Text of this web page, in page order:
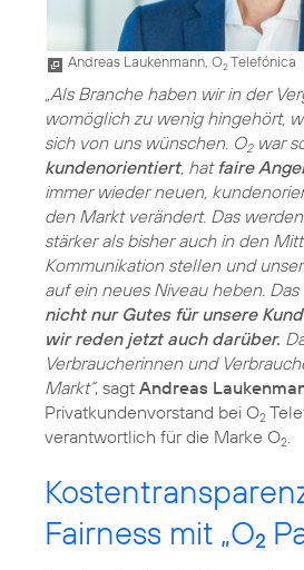
Andreas Laukenmann, O2Telefónica
„Als Branche haben wir in der
womöglich zu wenig hingehört,
sich von uns wünschen. O2war
kundenorientiert, hatfaire
immer wieder neuen,
den Markt verändert. Das
stärker als bisher auch in den
Kommunikation stellen und
auf ein neues Niveau heben.
nicht nur Gutes für unsere
wir reden jetzt auch darüber.
Verbraucherinnen und
Markt“, sagt Andreas
Privatkundenvorstand bei O2
verantwortlich für die Marke O2.
Fairness mit „O2